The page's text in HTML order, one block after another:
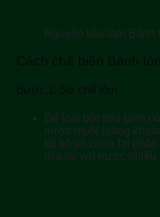
Nguyên liệu làm Bánh
Cách chế biến Bánh
Bước 1: Sơ chế tôm
Để loại bớt mùi tanh
nước muối loãng
lột bỏ vỏ chừa lại
rửa lại với nước nhiều